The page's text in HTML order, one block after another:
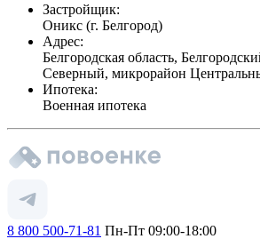
Застройщик:
Оникс (г. Белгород)
Адрес:
Белгородская область,
Северный, микрорайон
Ипотека:
Военная ипотека
8 800 500-71-81 Пн-Пт 09:00-18:00